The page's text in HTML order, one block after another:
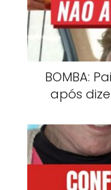
BOMBA:
após